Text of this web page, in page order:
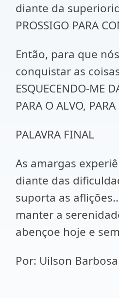
diante da
PROSSIGO PARA
Então, para que
conquistar as coisas
ESQUECENDO-ME
PARA O ALVO,
PALAVRA FINAL
As amargas
diante das
suporta as
manter a
abençoe hoje e
Por: Uilson